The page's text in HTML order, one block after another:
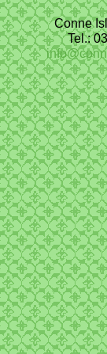
Conne
Tel.: